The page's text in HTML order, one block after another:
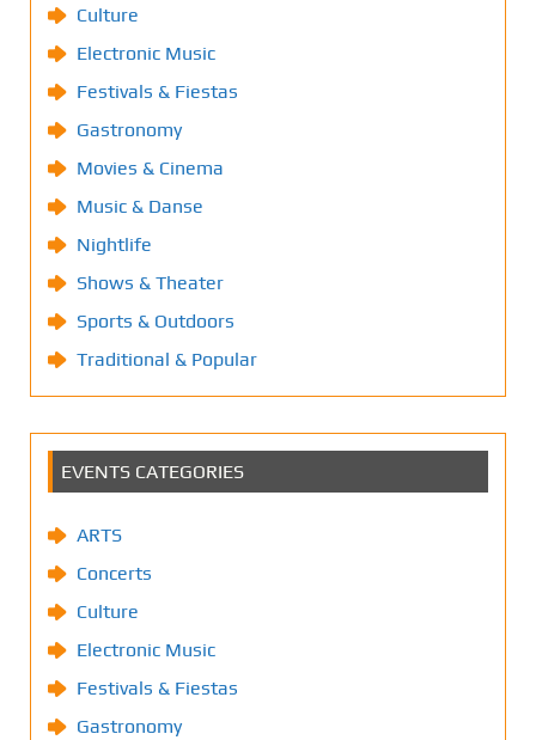
Culture
Electronic Music
Festivals & Fiestas
Gastronomy
Movies & Cinema
Music & Danse
Nightlife
Shows & Theater
Sports & Outdoors
Traditional & Popular
EVENTS CATEGORIES
ARTS
Concerts
Culture
Electronic Music
Festivals & Fiestas
Gastronomy